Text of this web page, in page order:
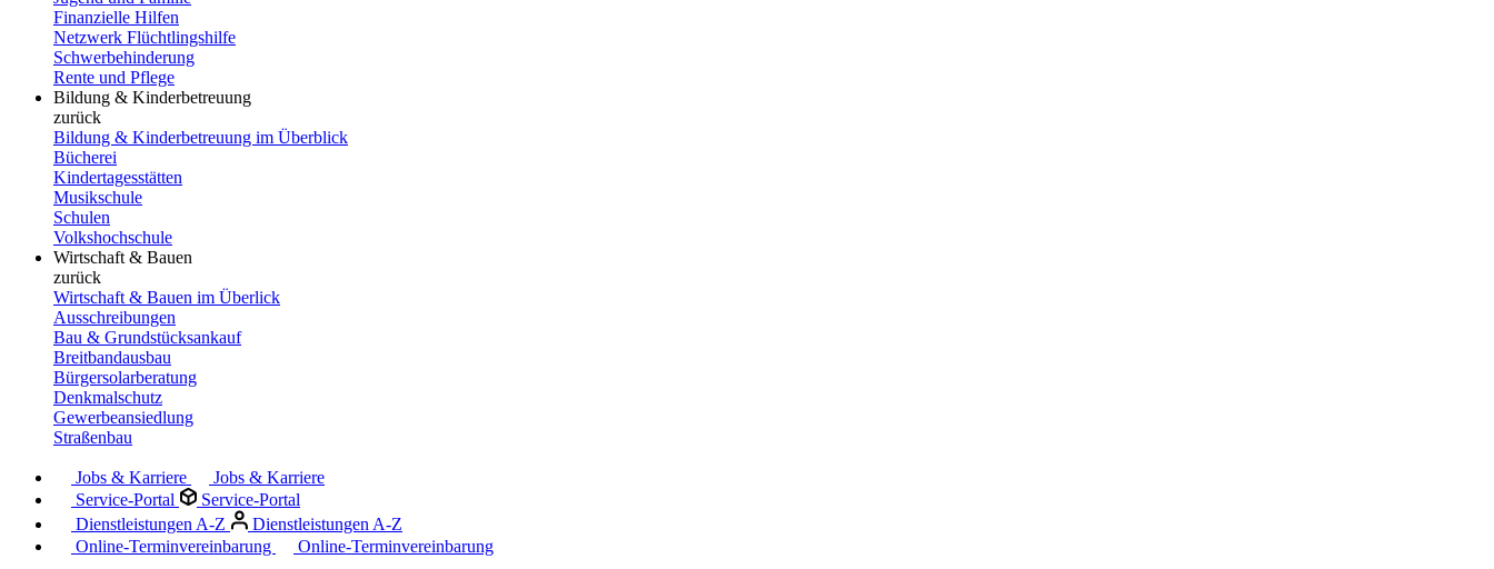
Finanzielle Hilfen
Netzwerk Flüchtlingshilfe
Schwerbehinderung
Rente und Pflege
Bildung & Kinderbetreuung
zurück
Bildung & Kinderbetreuung im Überblick
Bücherei
Kindertagesstätten
Musikschule
Schulen
Volkshochschule
Wirtschaft & Bauen
zurück
Wirtschaft & Bauen im Überlick
Ausschreibungen
Bau & Grundstücksankauf
Breitbandausbau
Bürgersolarberatung
Denkmalschutz
Gewerbeansiedlung
Straßenbau
Jobs & Karriere
Jobs & Karriere
Service-Portal
Service-Portal
Dienstleistungen A-Z
Dienstleistungen A-Z
Online-Terminvereinbarung
Online-Terminvereinbarung